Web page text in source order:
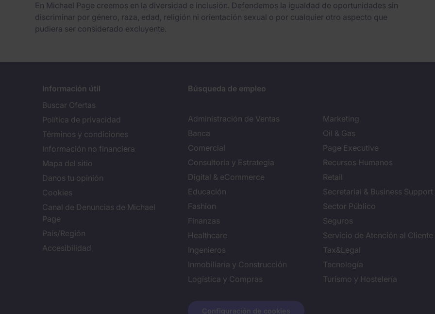
En Michael Page creemos en la diversidad e inclusión. Defendemos la igualdad de oportunidades sin
discriminar por género, raza, edad, religión ni orientación sexual o por cualquier otro aspecto que
pudiera ser considerado excluyente.
Información útil
Buscar Ofertas
Política de privacidad
Términos y condiciones
Información no financiera
Mapa del sitio
Danos tu opinión
Cookies
Canal de Denuncias de Michael
Page
País/Región
Accesibilidad
Búsqueda de empleo
Administración de Ventas
Banca
Comercial
Consultoría y Estrategia
Digital & eCommerce
Educación
Fashion
Finanzas
Healthcare
Ingenieros
Inmobiliaria y Construcción
Logística y Compras
Marketing
Oil & Gas
Page Executive
Recursos Humanos
Retail
Secretarial & Business Support
Sector Público
Seguros
Servicio de Atención al Cliente
Tax&Legal
Tecnología
Turismo y Hostelería
Configuración de cookies